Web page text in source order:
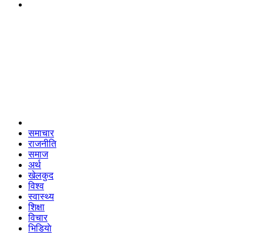
समाचार
राजनीति
समाज
अर्थ
खेलकुद
विश्व
स्वास्थ्य
शिक्षा
विचार
भिडियाे